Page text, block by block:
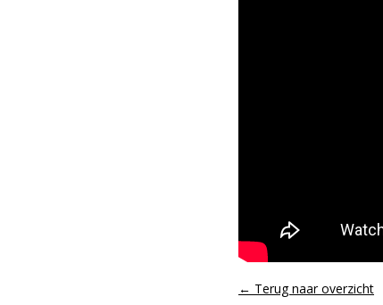
← Terug naar overzicht